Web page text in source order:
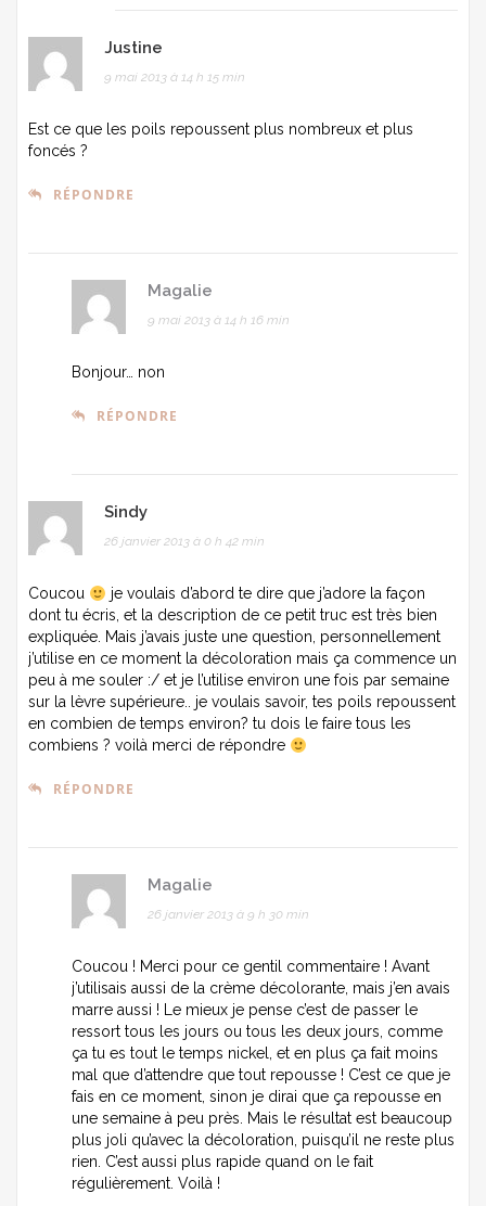
Justine
9 mai 2013 à 14 h 15 min
Est ce que les poils repoussent plus nombreux et plus
foncés ?
RÉPONDRE
Magalie
9 mai 2013 à 14 h 16 min
Bonjour… non
RÉPONDRE
Sindy
26 janvier 2013 à 0 h 42 min
Coucou
je voulais d’abord te dire que j’adore la façon
dont tu écris, et la description de ce petit truc est très bien
expliquée. Mais j’avais juste une question, personnellement
j’utilise en ce moment la décoloration mais ça commence un
peu à me souler :/ et je l’utilise environ une fois par semaine
sur la lèvre supérieure.. je voulais savoir, tes poils repoussent
en combien de temps environ? tu dois le faire tous les
combiens ? voilà merci de répondre
RÉPONDRE
Magalie
26 janvier 2013 à 9 h 30 min
Coucou ! Merci pour ce gentil commentaire ! Avant
j’utilisais aussi de la crème décolorante, mais j’en avais
marre aussi ! Le mieux je pense c’est de passer le
ressort tous les jours ou tous les deux jours, comme
ça tu es tout le temps nickel, et en plus ça fait moins
mal que d’attendre que tout repousse ! C’est ce que je
fais en ce moment, sinon je dirai que ça repousse en
une semaine à peu près. Mais le résultat est beaucoup
plus joli qu’avec la décoloration, puisqu’il ne reste plus
rien. C’est aussi plus rapide quand on le fait
régulièrement. Voilà !